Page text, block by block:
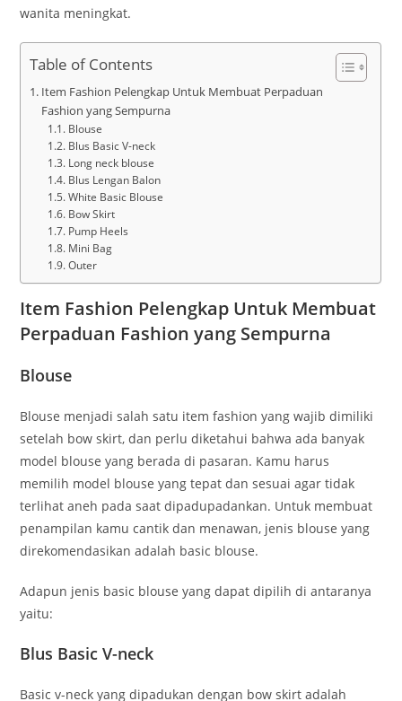
wanita meningkat.
Table of Contents
Item Fashion Pelengkap Untuk Membuat Perpaduan
Fashion yang Sempurna
Blouse
Blus Basic V-neck
Long neck blouse
Blus Lengan Balon
White Basic Blouse
Bow Skirt
Pump Heels
Mini Bag
Outer
Item Fashion Pelengkap Untuk Membuat
Perpaduan Fashion yang Sempurna
Blouse
Blouse menjadi salah satu item fashion yang wajib dimiliki
setelah bow skirt, dan perlu diketahui bahwa ada banyak
model blouse yang berada di pasaran. Kamu harus
memilih model blouse yang tepat dan sesuai agar tidak
terlihat aneh pada saat dipadupadankan. Untuk membuat
penampilan kamu cantik dan menawan, jenis blouse yang
direkomendasikan adalah basic blouse.
Adapun jenis basic blouse yang dapat dipilih di antaranya
yaitu:
Blus Basic V-neck
Basic v-neck yang dipadukan dengan bow skirt adalah